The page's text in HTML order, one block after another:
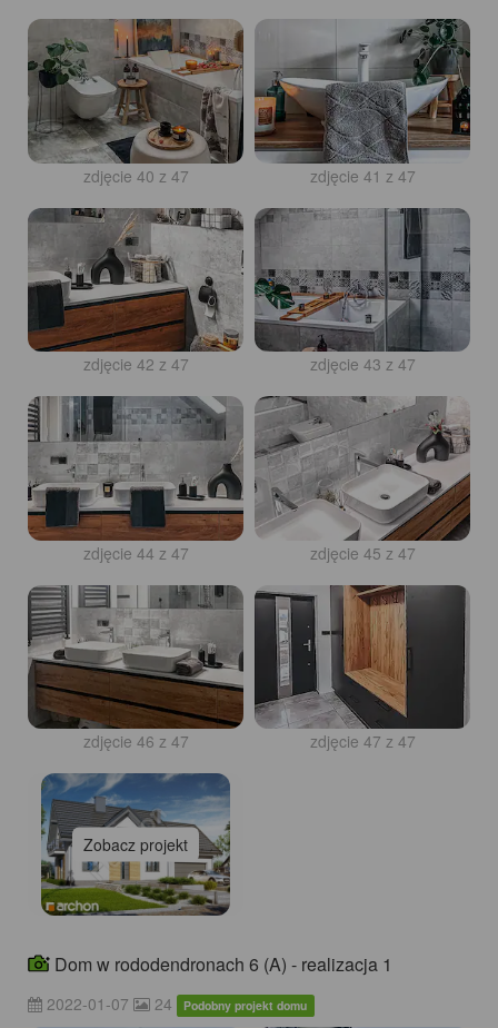
zdjęcie 39 z 47 zdjęcie 40 z 47
zdjęcie 41 z 47 zdjęcie 42 z 47
zdjęcie 43 z 47 zdjęcie 44 z 47
zdjęcie 45 z 47 zdjęcie 46 z 47
zdjęcie 47 z 47